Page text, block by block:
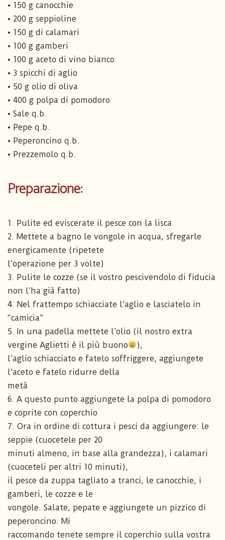
• 150 g canocchie
• 200 g seppioline
• 150 g di calamari
• 100 g gamberi
• 100 g aceto di vino bianco
• 3 spicchi di aglio
• 50 g olio di oliva
• 400 g polpa di pomodoro
• Sale q.b.
• Pepe q.b.
• Peperoncino q.b.
• Prezzemolo q.b.
Preparazione:
1. Pulite ed eviscerate il pesce con la lisca
2. Mettete a bagno le vongole in acqua, sfregarle
energicamente (ripetete
l’operazione per 3 volte)
3. Pulite le cozze (se il vostro pescivendolo di fiducia
non l’ha già fatto)
4. Nel frattempo schiacciate l’aglio e lasciatelo in
“camicia”
5. In una padella mettete l’olio (il nostro extra
vergine Aglietti è il più buono
),
l’aglio schiacciato e fatelo soffriggere, aggiungete
l’aceto e fatelo ridurre della
metà
6. A questo punto aggiungete la polpa di pomodoro
e coprite con coperchio
7. Ora in ordine di cottura i pesci da aggiungere: le
seppie (cuocetele per 20
minuti almeno, in base alla grandezza), i calamari
(cuoceteli per altri 10 minuti),
il pesce da zuppa tagliato a tranci, le canocchie, i
gamberi, le cozze e le
vongole. Salate, pepate e aggiungete un pizzico di
peperoncino. Mi
raccomando tenete sempre il coperchio sulla vostra